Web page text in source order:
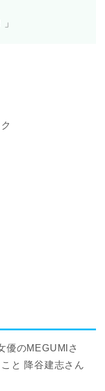
優のMEGUMIさ
と 降谷建志さん